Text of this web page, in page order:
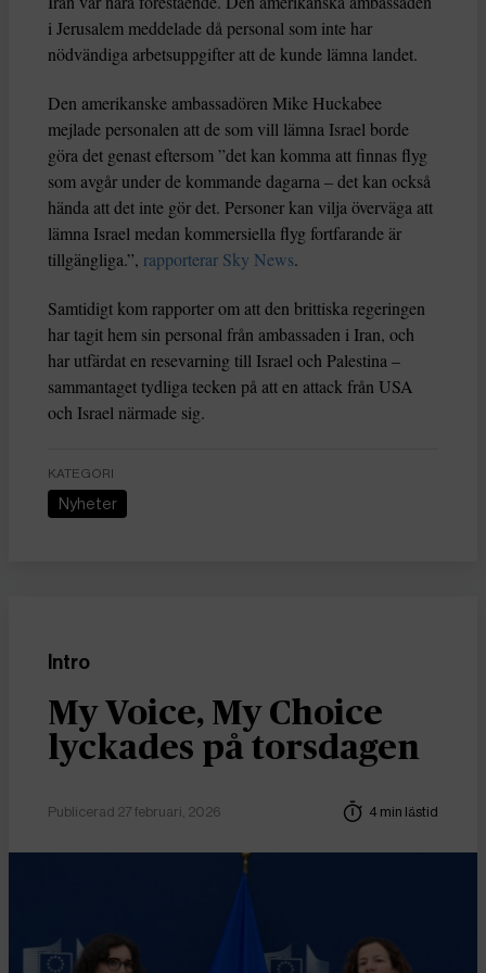
i Jerusalem meddelade då personal som inte har
nödvändiga arbetsuppgifter att de kunde lämna landet.
Den amerikanske ambassadören Mike Huckabee
mejlade personalen att de som vill lämna Israel borde
göra det genast eftersom ”det kan komma att finnas flyg
som avgår under de kommande dagarna – det kan också
hända att det inte gör det. Personer kan vilja överväga att
lämna Israel medan kommersiella flyg fortfarande är
tillgängliga.”, rapporterar Sky News.
Samtidigt kom rapporter om att den brittiska regeringen
har tagit hem sin personal från ambassaden i Iran, och
har utfärdat en resevarning till Israel och Palestina –
sammantaget tydliga tecken på att en attack från USA
och Israel närmade sig.
KATEGORI
Nyheter
Intro
My Voice, My Choice
lyckades på torsdagen
Publicerad 27 februari, 2026 4 min lästid